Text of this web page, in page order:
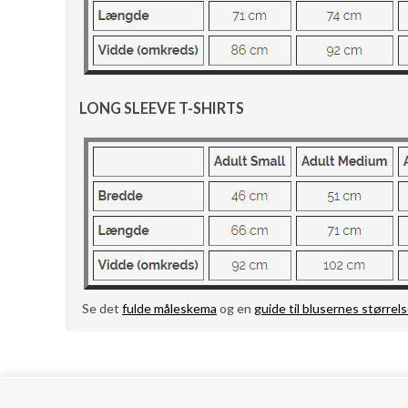
LONG SLEEVE T-SHIRTS
Se det fulde måleskema og en guide til blusernes